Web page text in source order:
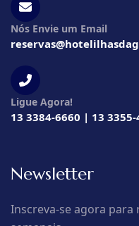
Nós Envie um Email
Ligue Agora!
13 3384-6660 | 13 3355-
Newsletter
Inscreva-se agora para